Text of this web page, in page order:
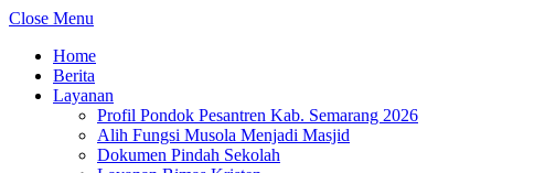
Close Menu
Home
Berita
Layanan
Profil Pondok Pesantren Kab. Semarang 2026
Alih Fungsi Musola Menjadi Masjid
Dokumen Pindah Sekolah